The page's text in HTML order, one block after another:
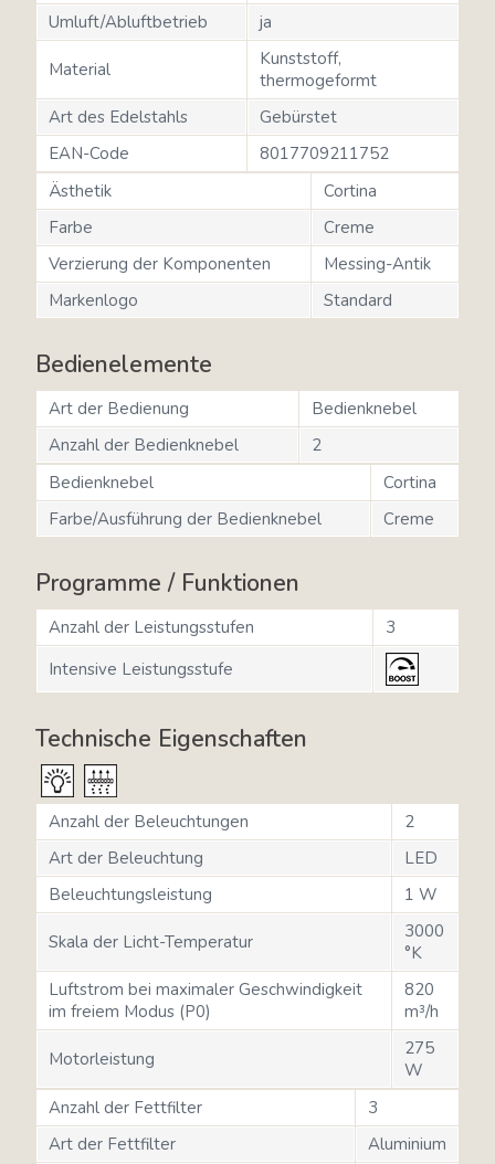
Umluft/Abluftbetrieb ja
Material
Kunststoff,
thermogeformt
Art des Edelstahls
Gebürstet
EAN-Code
8017709211752
Ästhetik
Cortina
Farbe
Creme
Verzierung der Komponenten
Messing-Antik
Markenlogo
Standard
Bedienelemente
Art der Bedienung
Bedienknebel
Anzahl der Bedienknebel
2
Bedienknebel
Cortina
Farbe/Ausführung der Bedienknebel
Creme
Programme / Funktionen
Anzahl der Leistungsstufen
3
Intensive Leistungsstufe
Technische Eigenschaften
Anzahl der Beleuchtungen
2
Art der Beleuchtung
LED
Beleuchtungsleistung
1 W
Skala der Licht-Temperatur
3000
°K
Luftstrom bei maximaler Geschwindigkeit
im freiem Modus (P0)
820
m³/h
Motorleistung
275
W
Anzahl der Fettfilter
3
Art der Fettfilter
Aluminium